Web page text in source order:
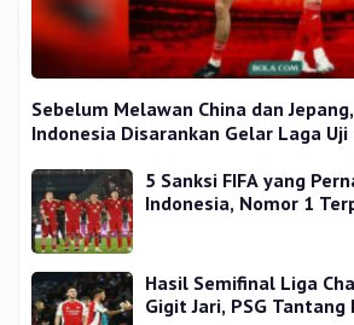
Sebelum Melawan China dan
Indonesia Disarankan Gelar Laga Uji
5 Sanksi FIFA yang
Indonesia, Nomor 1
Hasil Semifinal Liga
Gigit Jari, PSG